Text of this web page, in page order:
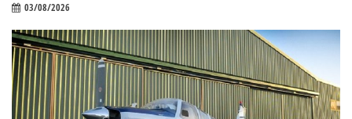
03/08/2026